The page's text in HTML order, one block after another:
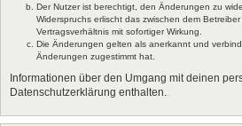
Der Nutzer ist berechtigt, den Änderungen zu
Widerspruchs erlischt das zwischen dem
Vertragsverhältnis mit sofortiger Wirkung.
Die Änderungen gelten als anerkannt und
Änderungen zugestimmt hat.
Informationen über den Umgang mit deinen
Datenschutzerklärung enthalten.